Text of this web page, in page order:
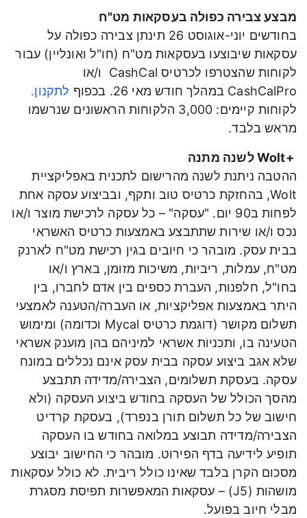
מבצע צבירה כפולה בעסקאות מט"ח
בחודשים יוני-אוגוסט 26 תינתן צבירה כפולה על
עסקאות שיבוצעו בעסקאות מט"ח (חו"ל ואונליין) עבור
לקוחות שהצטרפו לכרטיס CashCal ו/או
CashCalPro במהלך חודש מאי 26. בכפוף
לתקנון.
לקוחות קיימים: 3,000 הלקוחות הראשונים שנרשמו
מראש בלבד.
+Wolt לשנה מתנה
ההטבה ניתנת לשנה מהרישום לתכנית באפליקציית
Wolt, בהחזקת כרטיס טוב ותקף, ובביצוע עסקה אחת
לפחות ב90 יום. "עסקה" – כל עסקה לרכישת מוצר ו/או
נכס ו/או שירות שתתבצע באמצעות כרטיס האשראי
בבית עסק. מובהר כי חיובים בגין רכישת מט"ח לארנק
מט"ח, עמלות, ריביות, משיכות מזומן, בארץ ו/או
בחו"ל, חלפנות, העברת כספים בין אדם לחברו, בין
היתר באמצעות אפליקציות, או העברה/הטענה לאמצעי
תשלום מקושר (דוגמת כרטיס Mycal וכדומה) ומימוש
הטעינה בו, ותכניות אשראי למיניהם בהן מוענק אשראי
שלא אגב ביצוע עסקה בבית עסק אינם נכללים במונח
עסקה. בעסקת תשלומים, הצבירה/מדידה תתבצע
מהסך הכולל של העסקה בחודש ביצוע העסקה (ולא
חישוב של כל תשלום תורן בנפרד), בעסקת קרדיט
הצבירה/מדידה תבוצע במלואה בחודש בו העסקה
תופיע לידיעה בדף הפירוט. מובהר כי החישוב יבוצע
מסכום הקרן בלבד שאינו כולל ריבית. לא כולל עסקאות
מושהות (J5) – עסקאות המאפשרות תפיסת מסגרת
מבלי חיוב בפועל.